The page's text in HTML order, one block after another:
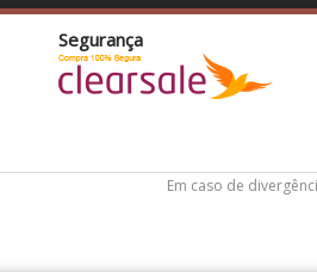
Segurança
Em caso de